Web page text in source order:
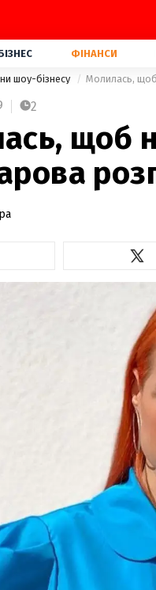
ФІНАНСИ
шоу-бізнесу Молилась, щоб
2
щоб